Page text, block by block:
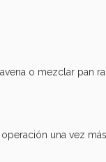
o mezclar pan
una vez más.